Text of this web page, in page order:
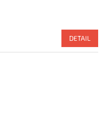
DETAIL